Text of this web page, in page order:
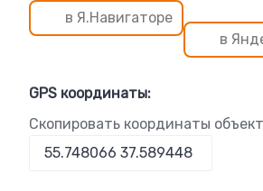
в Я.Навигаторе
в
GPS координаты:
Скопировать координаты